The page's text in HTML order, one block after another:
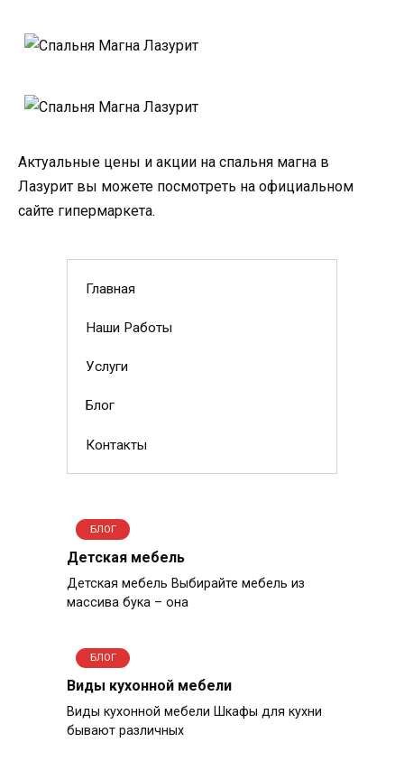
Актуальные цены и акции на спальня магна в
Лазурит вы можете посмотреть на официальном
сайте гипермаркета.
Главная
Наши Работы
Услуги
Блог
Контакты
БЛОГ
Детская мебель
Детская мебель Выбирайте мебель из
массива бука – она
БЛОГ
Виды кухонной мебели
Виды кухонной мебели Шкафы для кухни
бывают различных